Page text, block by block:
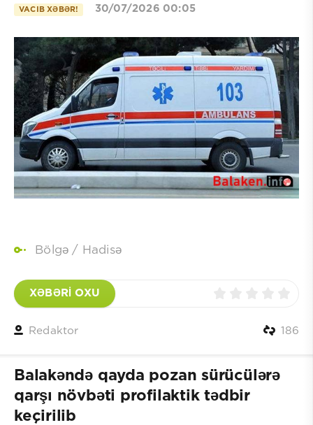
VACIB XƏBƏR! 30/07/2026 00:05
Bölgə / Hadisə
XƏBƏRİ OXU
Redaktor 186
Balakəndə qayda pozan sürücülərə
qarşı növbəti profilaktik tədbir
keçirilib